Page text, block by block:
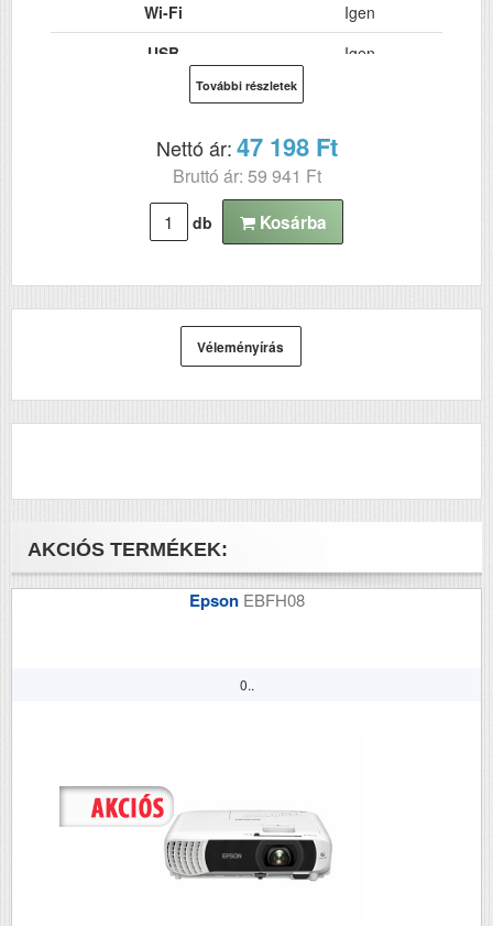
Wi-Fi
Igen
USB
Igen
Kétoldalas, duplex
ADF (automatikus
lapolvasó)
DADF (automatikus
kétoldalas lapolvasás)
Felbontás (dpi)
300x300
Szkennelés
Tömeg (kg)
Méretek (ma x szé x mé
mm)
182,2×57,6×133
További részletek
Nettó ár:47 198 Ft
Bruttó ár: 59 941 Ft
db Kosárba
Véleményírás
AKCIÓS TERMÉKEK:
Epson EBFH08
0..